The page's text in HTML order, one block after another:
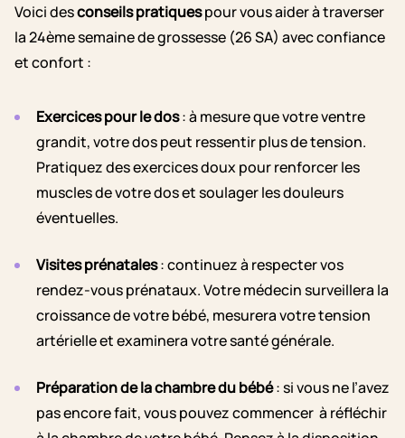
Voici desconseils pratiquespour vous aider à traverser
la 24ème semaine de grossesse (26 SA) avec confiance
et confort :
Exercices pour le dos: à mesure que votre ventre
grandit, votre dos peut ressentir plus de tension.
Pratiquez des exercices doux pour renforcer les
muscles de votre dos et soulager les douleurs
éventuelles.
Visites prénatales: continuez à respecter vos
rendez-vous prénataux. Votre médecin surveillera la
croissance de votre bébé, mesurera votre tension
artérielle et examinera votre santé générale.
Préparationde la chambre du bébé: si vous ne l’avez
pas encore fait, vous pouvez commencer à réfléchir